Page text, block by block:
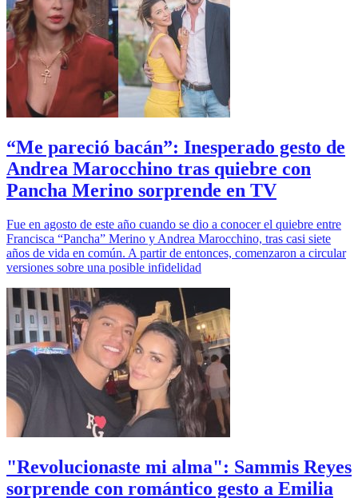
“Me pareció bacán”: Inesperado gesto de
Andrea Marocchino tras quiebre con
Pancha Merino sorprende en TV
Fue en agosto de este año cuando se dio a conocer el quiebre entre
Francisca “Pancha” Merino y Andrea Marocchino, tras casi siete
años de vida en común. A partir de entonces, comenzaron a circular
versiones sobre una posible infidelidad
"Revolucionaste mi alma": Sammis Reyes
sorprende con romántico gesto a Emilia